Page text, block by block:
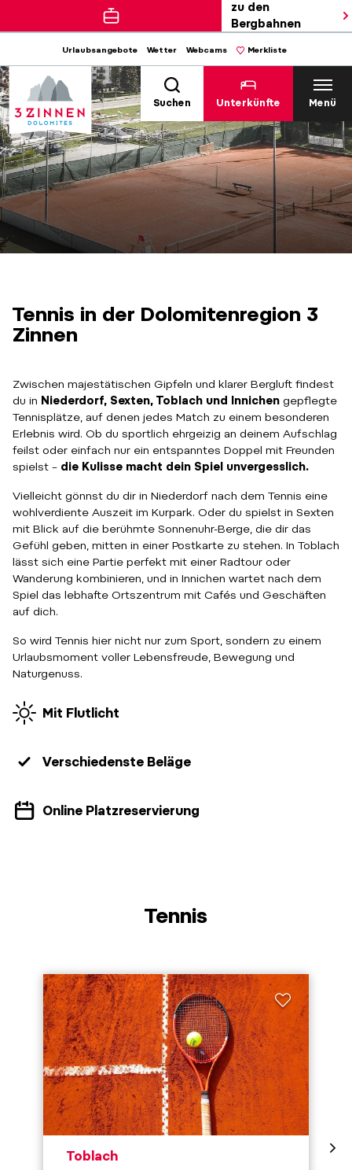
zu den
Bergbahnen
Urlaubsangebote Wetter Webcams Merkliste
Suchen Unterkünfte Menü
Tennis in der Dolomitenregion 3
Zinnen
Zwischen majestätischen Gipfeln und klarer Bergluft findest
du in Niederdorf, Sexten, Toblach und Innichen gepflegte
Tennisplätze, auf denen jedes Match zu einem besonderen
Erlebnis wird. Ob du sportlich ehrgeizig an deinem Aufschlag
feilst oder einfach nur ein entspanntes Doppel mit Freunden
spielst – die Kulisse macht dein Spiel unvergesslich.
Vielleicht gönnst du dir in Niederdorf nach dem Tennis eine
wohlverdiente Auszeit im Kurpark. Oder du spielst in Sexten
mit Blick auf die berühmte Sonnenuhr-Berge, die dir das
Gefühl geben, mitten in einer Postkarte zu stehen. In Toblach
lässt sich eine Partie perfekt mit einer Radtour oder
Wanderung kombinieren, und in Innichen wartet nach dem
Spiel das lebhafte Ortszentrum mit Cafés und Geschäften
auf dich.
So wird Tennis hier nicht nur zum Sport, sondern zu einem
Urlaubsmoment voller Lebensfreude, Bewegung und
Naturgenuss.
Mit Flutlicht
Verschiedenste Beläge
Online Platzreservierung
Tennis
aria.poi_location_prefix
Toblach